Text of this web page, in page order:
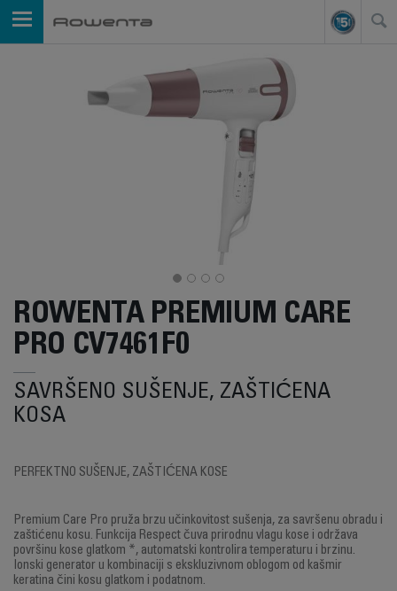
ROWENTA PREMIUM CARE
PRO CV7461F0
SAVRŠENO SUŠENJE, ZAŠTIĆENA
KOSA
PERFEKTNO SUŠENJE, ZAŠTIĆENA KOSE
Premium Care Pro pruža brzu učinkovitost sušenja, za savršenu obradu i
zaštićenu kosu. Funkcija Respect čuva prirodnu vlagu kose i održava
površinu kose glatkom *, automatski kontrolira temperaturu i brzinu.
Ionski generator u kombinaciji s ekskluzivnom oblogom od kašmir
keratina čini kosu glatkom i podatnom.